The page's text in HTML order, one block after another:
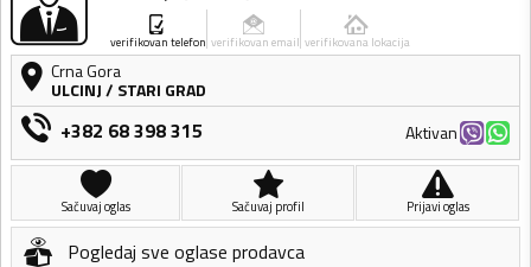
verifikovan telefon verifikovan email verifikovana lokacija
Crna Gora
ULCINJ/ STARI GRAD
+382 68 398 315 Aktivan
Sačuvaj oglas Sačuvaj profil Prijavi oglas
Pogledaj sve oglase prodavca